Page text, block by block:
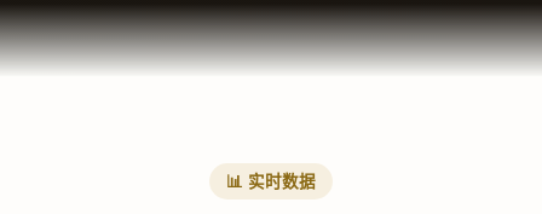
📊 实时数据